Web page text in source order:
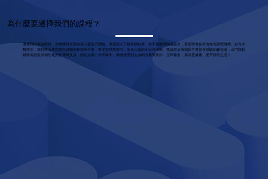
為什麼要選擇我們的課程？
選擇我的瑜珈課程，您將獲得全面的身心靈提升體驗。透過深入了解身體結構，您不僅能增強免疫力，還能學會如何有效地調理身體。結合中
醫理念，課程將引導您實現身體的和諧與平衡，幫助您釋放壓力，促進心靈的安定與清晰。無論您是瑜珈新手還是有經驗的練習者，這門課程
都將為您提供個性化的指導與支持，助您在每一次呼吸中，都能感受到生命的力量與美好。立即報名，邁向更健康、更平靜的生活！